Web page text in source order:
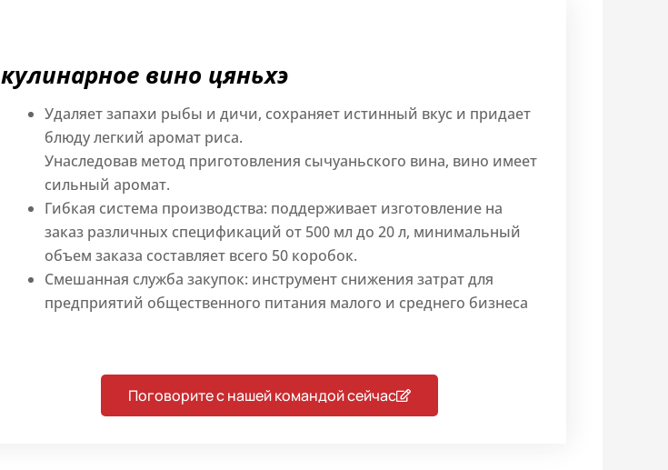
кулинарное вино цяньхэ
Удаляет запахи рыбы и дичи, сохраняет истинный вкус и придает
блюду легкий аромат риса.
Унаследовав метод приготовления сычуаньского вина, вино имеет
сильный аромат.
Гибкая система производства: поддерживает изготовление на
заказ различных спецификаций от 500 мл до 20 л, минимальный
объем заказа составляет всего 50 коробок.
Смешанная служба закупок: инструмент снижения затрат для
предприятий общественного питания малого и среднего бизнеса
Поговорите с нашей командой сейчас